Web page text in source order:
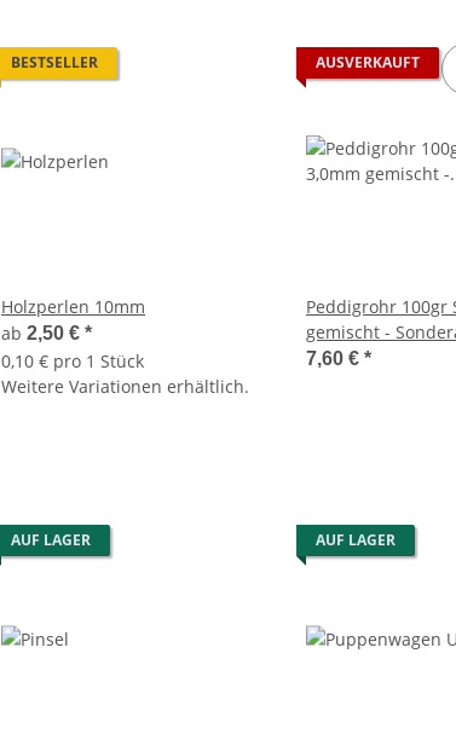
BESTSELLER
Holzperlen 10mm
ab 2,50 € *
0,10 € pro 1 Stück
Weitere Variationen erhältlich.
AUSVERKAUFT
Peddigrohr 100gr Stärke 3,0mm
gemischt -
7,60 € *
AUF LAGER AUF LAGER